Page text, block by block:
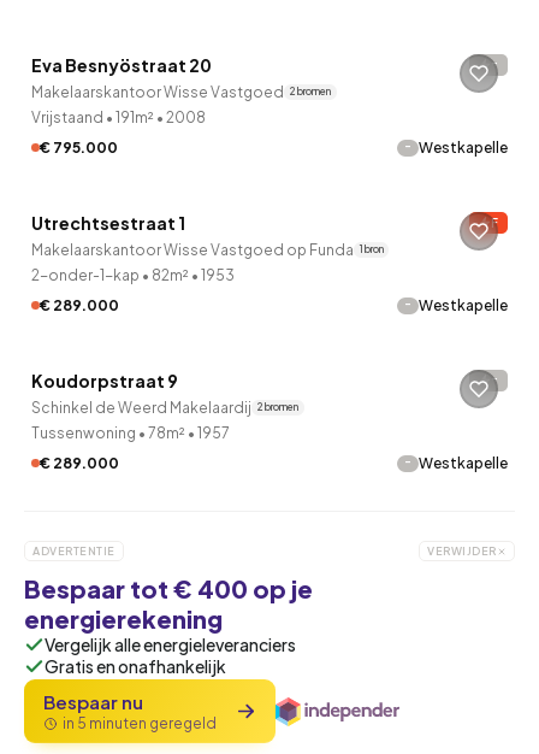
Eva Besnyöstraat 20 -
Makelaarskantoor Wisse Vastgoed 2 bronnen
Vrijstaand • 191m² • 2008
€ 795.000
- Westkapelle
Onder bod
Utrechtsestraat 1 F
Makelaarskantoor Wisse Vastgoed op Funda 1 bron
2-onder-1-kap • 82m² • 1953
€ 289.000
- Westkapelle
Koudorpstraat 9 -
Schinkel de Weerd Makelaardij 2 bronnen
Tussenwoning • 78m² • 1957
€ 289.000
- Westkapelle
ADVERTENTIE VERWIJDER
Bespaar tot € 400 op je
energierekening
Vergelijk alle energieleveranciers
Gratis en onafhankelijk
Bespaar nu
in 5 minuten geregeld